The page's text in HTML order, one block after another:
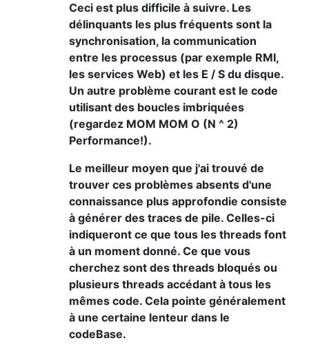
Ceci est plus difficile à suivre. Les
délinquants les plus fréquents sont la
synchronisation, la communication
entre les processus (par exemple RMI,
les services Web) et les E / S du disque.
Un autre problème courant est le code
utilisant des boucles imbriquées
(regardez MOM MOM O (N ^ 2)
Performance!).
Le meilleur moyen que j'ai trouvé de
trouver ces problèmes absents d'une
connaissance plus approfondie consiste
à générer des traces de pile. Celles-ci
indiqueront ce que tous les threads font
à un moment donné. Ce que vous
cherchez sont des threads bloqués ou
plusieurs threads accédant à tous les
mêmes code. Cela pointe généralement
à une certaine lenteur dans le
codeBase.